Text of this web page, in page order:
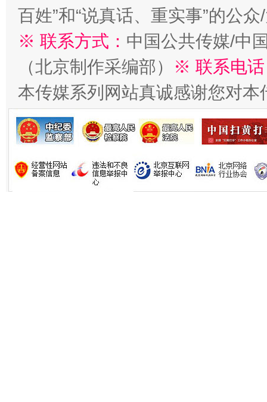
习近平的博鳌关键词
魏明亮
百姓”和“说真话、重实事”的公
※ 联系方式： 中国公共传媒/中
（北京制作采编部）
※ 联系电
本传媒系列网站真诚感谢您对